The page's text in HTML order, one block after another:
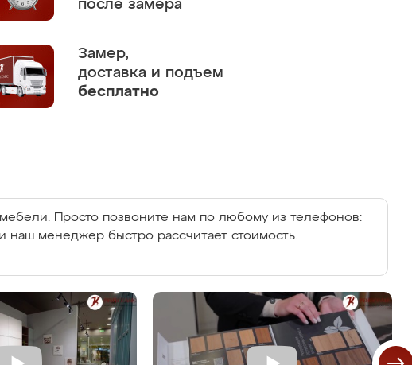
после замера
Замер,
доставка и подъем
бесплатно
Просто позвоните нам по любому из телефонов:
наш менеджер быстро рассчитает стоимость.